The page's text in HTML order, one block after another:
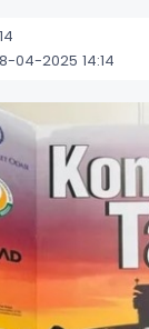
04-2025 14:14